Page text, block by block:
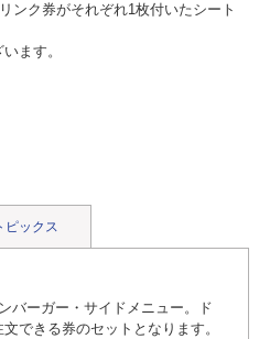
ンク券がそれぞれ1枚付いたシート
ます。
ピックス
バーガー・サイドメニュー。ド
できる券のセットとなります。